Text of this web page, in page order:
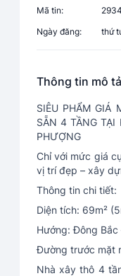
Mã tin:
Ngày đăng:
thứ
Thông tin mô tả
SIÊU PHẨM GIÁ
SẴN 4 TẦNG
PHƯỢNG
Chỉ với mức giá
vị trí đẹp – xây
Thông tin chi tiết:
Diện tích: 69m²
Hướng: Đông
Đường trước mặt
Nhà xây thô 4